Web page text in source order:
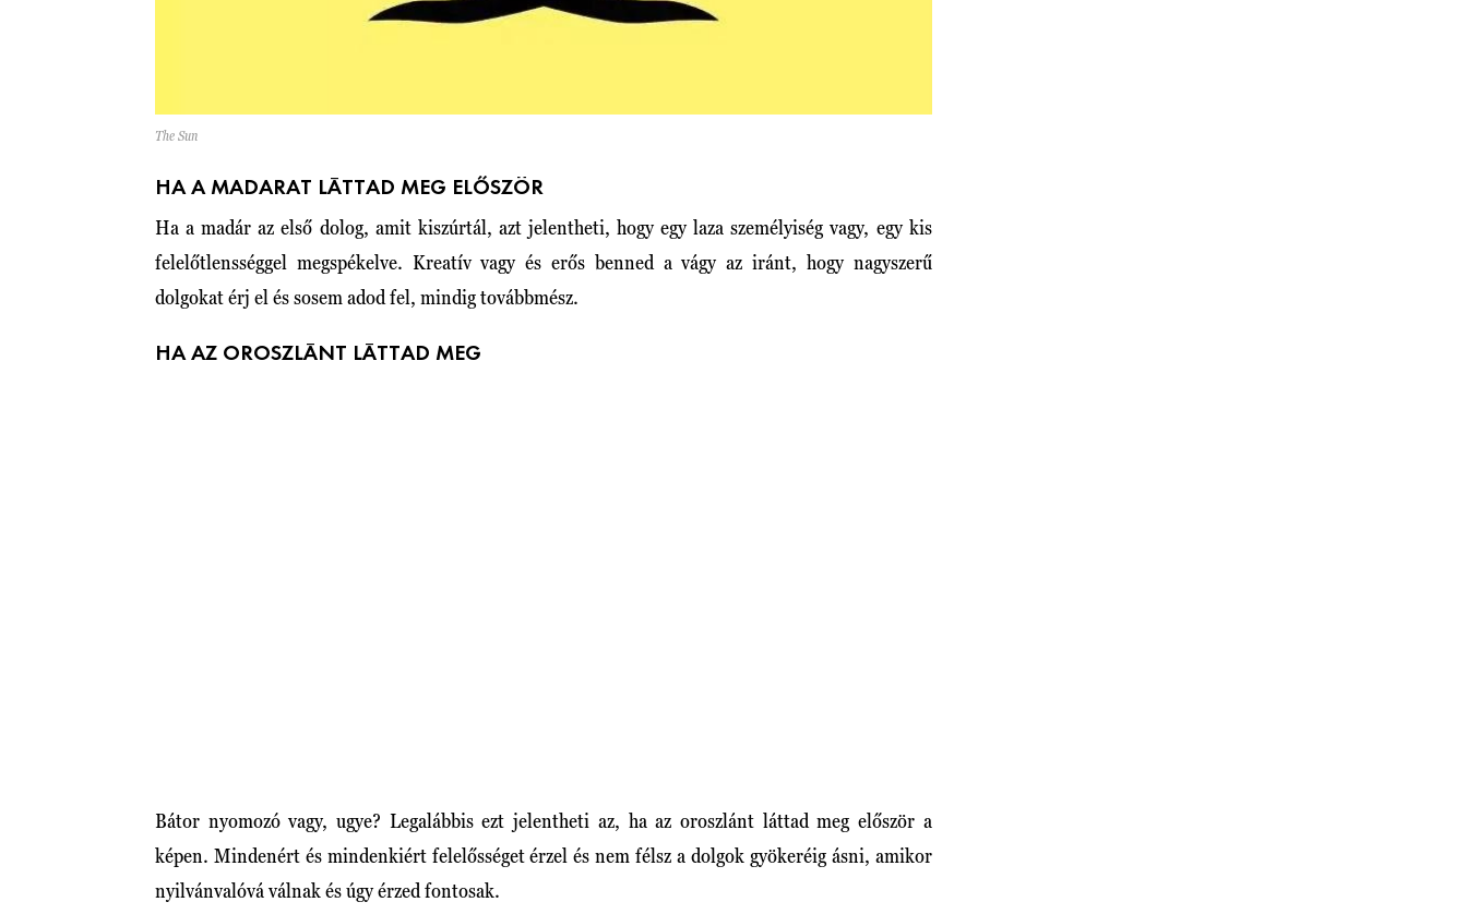
The Sun
HA A MADARAT LÁTTAD MEG ELŐSZÖR
Ha a madár az első dolog, amit kiszúrtál, azt jelentheti, hogy egy laza személyiség vagy, egy kis
felelőtlensséggel megspékelve. Kreatív vagy és erős benned a vágy az iránt, hogy nagyszerű
dolgokat érj el és sosem adod fel, mindig továbbmész.
HA AZ OROSZLÁNT LÁTTAD MEG
Bátor nyomozó vagy, ugye? Legalábbis ezt jelentheti az, ha az oroszlánt láttad meg először a
képen. Mindenért és mindenkiért felelősséget érzel és nem félsz a dolgok gyökeréig ásni, amikor
nyilvánvalóvá válnak és úgy érzed fontosak.